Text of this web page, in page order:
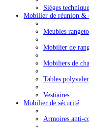
Sièges
Mobilier de réunion &
Meubles
Mobilier de
Mobiliers de
Tables
Vestiaires
Mobilier de sécurité
Armoires anti-